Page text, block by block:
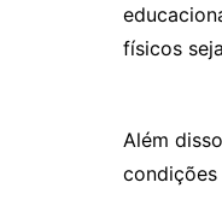
físicos
Além
condições